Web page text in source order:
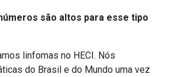
são altos para esse tipo
linfomas no HECI. Nós
do Brasil e do Mundo uma vez